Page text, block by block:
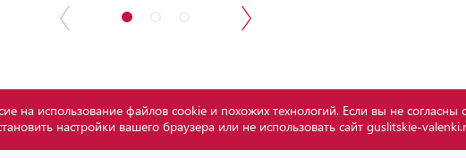
на использование файлов cookie и похожих технологий. Если вы не
настройки вашего браузера или не использовать сайт guslitskie-